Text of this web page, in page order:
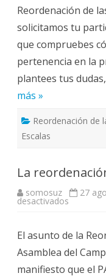
Reordenación de
solicitamos tu
que compruebes
pertenencia en la
plantees tus
más »
Reordenación de
Escalas
La
somosuz 27
desactivadosen
las
Escalas
I
El asunto de la
Asamblea del
manifiesto que el